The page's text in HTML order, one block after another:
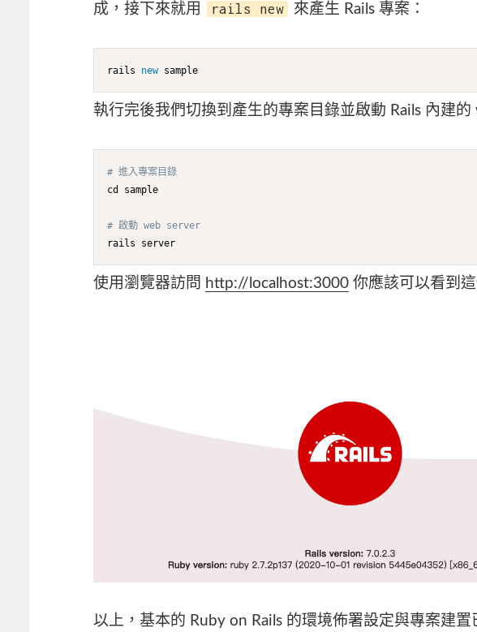
成，接下來就用
rails new 來產生 Rails 專案：
rails new sample
執行完後我們切換到產生的專案目錄並啟動 Rails 內建的
# 進入專案目錄
cd sample
# 啟動 web server
rails server
使用瀏覽器訪問 http://localhost:3000 你應該可以看到這
以上，基本的 Ruby on Rails 的環境佈署設定與專案建置